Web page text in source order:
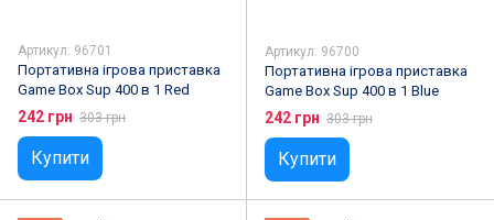
Артикул: 96701
Портативна ігрова приставка
Game Box Sup 400 в 1 Red
242 грн 303 грн
Купити
Артикул: 96700
Портативна ігрова приставка
Game Box Sup 400 в 1 Blue
242 грн 303 грн
Купити